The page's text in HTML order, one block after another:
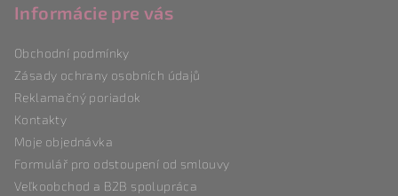
Informácie pre vás
Obchodní podmínky
Zásady ochrany osobních údajů
Reklamačný poriadok
Kontakty
Moje objednávka
Formulář pro odstoupení od smlouvy
Veľkoobchod a B2B spolupráca